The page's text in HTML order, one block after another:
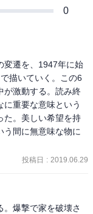
0
変遷を、1947年に始
描いていく。この6
が激動する。読み終
重要な意味という
た。美しい希望を持
う間に無意味な物に
投稿日 : 2019.06.29
。爆撃で家を破壊さ